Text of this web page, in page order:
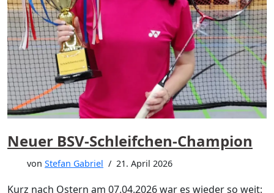
Neuer BSV-Schleifchen-Champion
von Stefan Gabriel 21. April 2026
Kurz nach Ostern am 07.04.2026 war es wieder so weit: